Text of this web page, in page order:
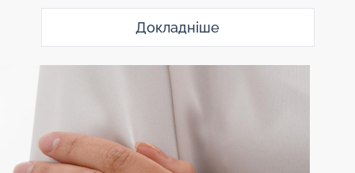
Докладніше